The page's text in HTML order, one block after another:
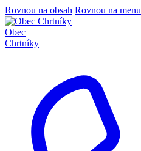
Rovnou na obsah Rovnou na menu
Obec
Chrtníky